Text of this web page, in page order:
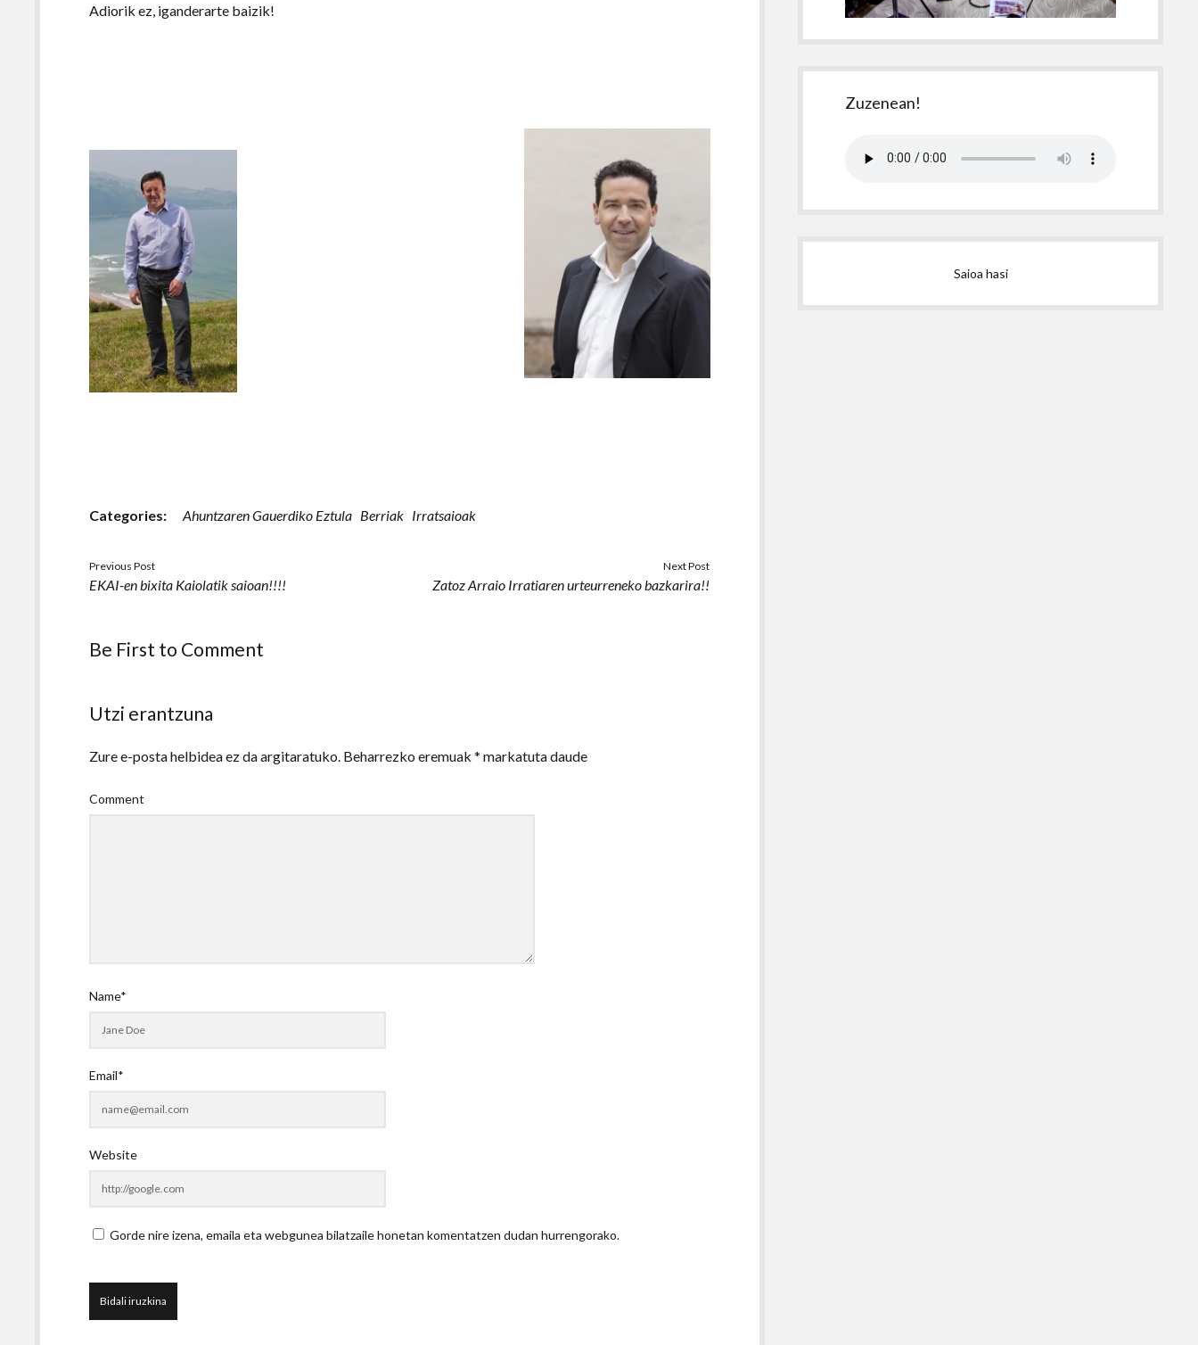
Adiorik ez, iganderarte baizik!
Categories: Ahuntzaren Gauerdiko Eztula Berriak Irratsaioak
Previous Post
EKAI-en bixita Kaiolatik saioan!!!!
Next Post
Zatoz Arraio Irratiaren urteurreneko bazkarira!!
Be First to Comment
Utzi erantzuna
Zure e-posta helbidea ez da argitaratuko. Beharrezko eremuak* markatuta daude
Comment
Name*
Email*
Website
Gorde nire izena, emaila eta webgunea bilatzaile honetan komentatzen dudan hurrengorako.
Zuzenean!
Saioa hasi